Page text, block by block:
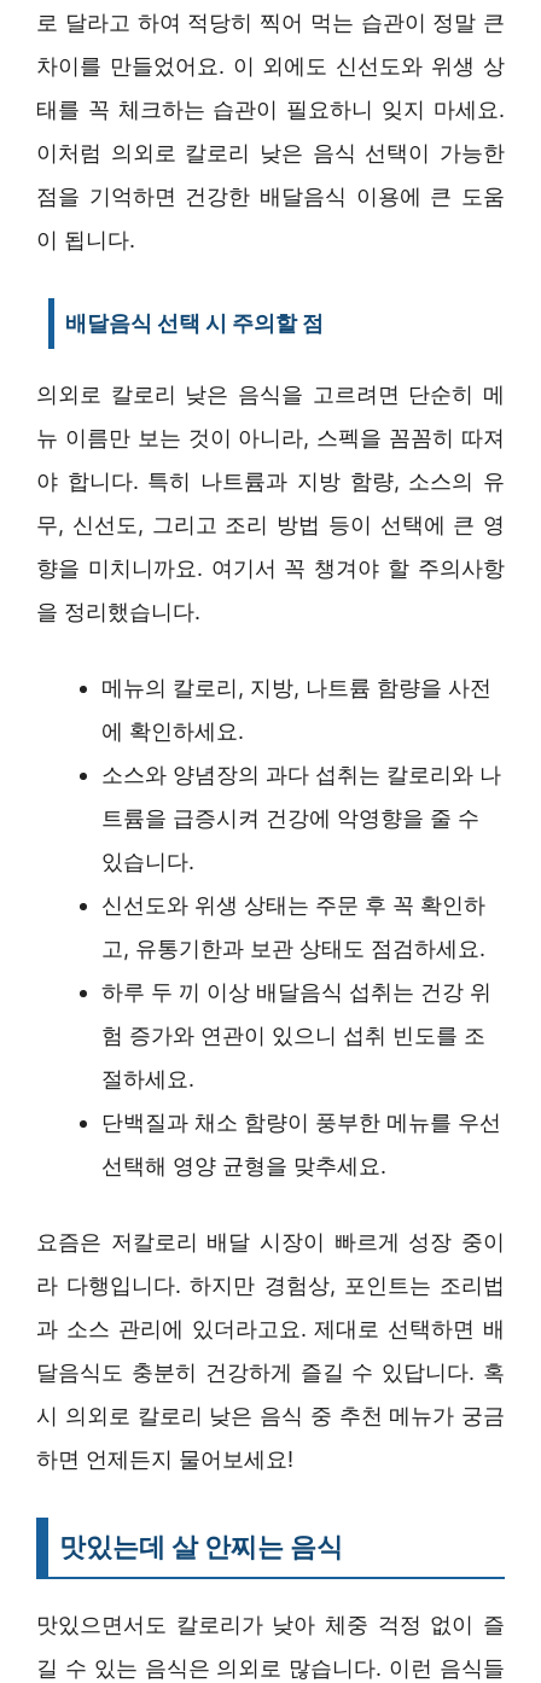
로 달라고 하여 적당히 찍어 먹는 습관이 정말 큰
차이를 만들었어요. 이 외에도 신선도와 위생 상
태를 꼭 체크하는 습관이 필요하니 잊지 마세요.
이처럼 의외로 칼로리 낮은 음식 선택이 가능한
점을 기억하면 건강한 배달음식 이용에 큰 도움
이 됩니다.
배달음식 선택 시 주의할 점
의외로 칼로리 낮은 음식을 고르려면 단순히 메
뉴 이름만 보는 것이 아니라, 스펙을 꼼꼼히 따져
야 합니다. 특히 나트륨과 지방 함량, 소스의 유
무, 신선도, 그리고 조리 방법 등이 선택에 큰 영
향을 미치니까요. 여기서 꼭 챙겨야 할 주의사항
을 정리했습니다.
메뉴의 칼로리, 지방, 나트륨 함량을 사전
에 확인하세요.
소스와 양념장의 과다 섭취는 칼로리와 나
트륨을 급증시켜 건강에 악영향을 줄 수
있습니다.
신선도와 위생 상태는 주문 후 꼭 확인하
고, 유통기한과 보관 상태도 점검하세요.
하루 두 끼 이상 배달음식 섭취는 건강 위
험 증가와 연관이 있으니 섭취 빈도를 조
절하세요.
단백질과 채소 함량이 풍부한 메뉴를 우선
선택해 영양 균형을 맞추세요.
요즘은 저칼로리 배달 시장이 빠르게 성장 중이
라 다행입니다. 하지만 경험상, 포인트는 조리법
과 소스 관리에 있더라고요. 제대로 선택하면 배
달음식도 충분히 건강하게 즐길 수 있답니다. 혹
시 의외로 칼로리 낮은 음식 중 추천 메뉴가 궁금
하면 언제든지 물어보세요!
맛있는데 살 안찌는 음식
맛있으면서도 칼로리가 낮아 체중 걱정 없이 즐
길 수 있는 음식은 의외로 많습니다. 이런 음식들